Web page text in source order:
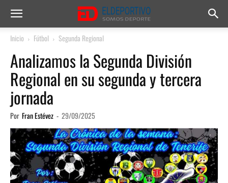
Inicio Fútbol Segunda Regional
Analizamos la Segunda División
Regional en su segunda y tercera
jornada
Por Fran Estévez - 29/09/2025